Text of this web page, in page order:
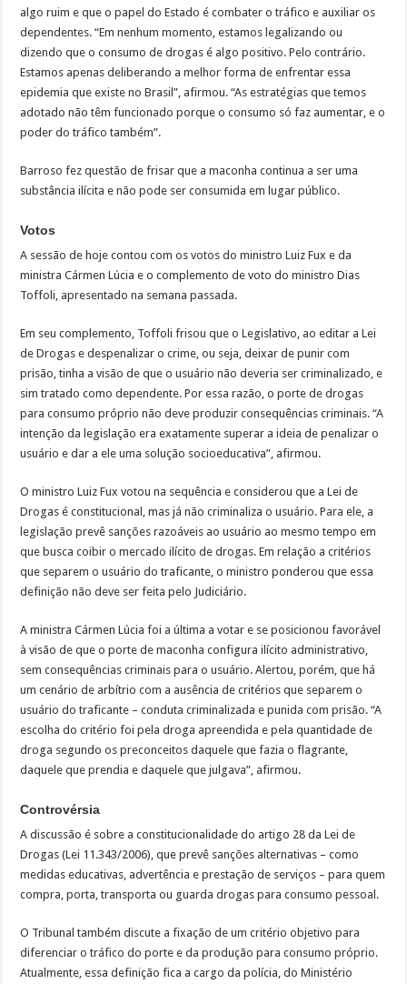
algo ruim e que o papel do Estado é combater o tráfico e auxiliar os
dependentes. “Em nenhum momento, estamos legalizando ou
dizendo que o consumo de drogas é algo positivo. Pelo contrário.
Estamos apenas deliberando a melhor forma de enfrentar essa
epidemia que existe no Brasil”, afirmou. “As estratégias que temos
adotado não têm funcionado porque o consumo só faz aumentar, e o
poder do tráfico também”.
Barroso fez questão de frisar que a maconha continua a ser uma
substância ilícita e não pode ser consumida em lugar público.
Votos
A sessão de hoje contou com os votos do ministro Luiz Fux e da
ministra Cármen Lúcia e o complemento de voto do ministro Dias
Toffoli, apresentado na semana passada.
Em seu complemento, Toffoli frisou que o Legislativo, ao editar a Lei
de Drogas e despenalizar o crime, ou seja, deixar de punir com
prisão, tinha a visão de que o usuário não deveria ser criminalizado, e
sim tratado como dependente. Por essa razão, o porte de drogas
para consumo próprio não deve produzir consequências criminais. “A
intenção da legislação era exatamente superar a ideia de penalizar o
usuário e dar a ele uma solução socioeducativa”, afirmou.
O ministro Luiz Fux votou na sequência e considerou que a Lei de
Drogas é constitucional, mas já não criminaliza o usuário. Para ele, a
legislação prevê sanções razoáveis ao usuário ao mesmo tempo em
que busca coibir o mercado ilícito de drogas. Em relação a critérios
que separem o usuário do traficante, o ministro ponderou que essa
definição não deve ser feita pelo Judiciário.
A ministra Cármen Lúcia foi a última a votar e se posicionou favorável
à visão de que o porte de maconha configura ilícito administrativo,
sem consequências criminais para o usuário. Alertou, porém, que há
um cenário de arbítrio com a ausência de critérios que separem o
usuário do traficante – conduta criminalizada e punida com prisão. “A
escolha do critério foi pela droga apreendida e pela quantidade de
droga segundo os preconceitos daquele que fazia o flagrante,
daquele que prendia e daquele que julgava”, afirmou.
Controvérsia
A discussão é sobre a constitucionalidade do artigo 28 da Lei de
Drogas (Lei 11.343/2006), que prevê sanções alternativas – como
medidas educativas, advertência e prestação de serviços – para quem
compra, porta, transporta ou guarda drogas para consumo pessoal.
O Tribunal também discute a fixação de um critério objetivo para
diferenciar o tráfico do porte e da produção para consumo próprio.
Atualmente, essa definição fica a cargo da polícia, do Ministério